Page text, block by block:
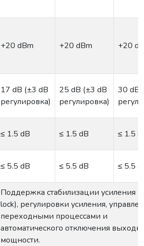
+20 dBm +20 dBm +20
17 dB (±3 dB
регулировка)
25 dB (±3 dB
регулировка)
30 dB
≤ 1.5 dB ≤ 1.5 dB ≤ 1.5
≤ 5.5 dB ≤ 5.5 dB ≤ 5.5
Поддержка стабилизации усиления
lock), регулировки усиления,
переходными процессами и
автоматического отключения
мощности.